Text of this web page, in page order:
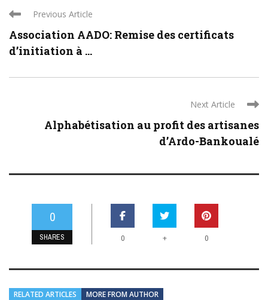
Previous Article
Association AADO: Remise des certificats
d’initiation à ...
Next Article
Alphabétisation au profit des artisanes
d’Ardo-Bankoualé
0
SHARES 0 + 0
RELATED ARTICLES MORE FROM AUTHOR